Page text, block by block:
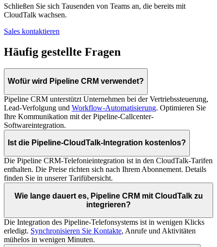
Schließen Sie sich Tausenden von Teams an, die bereits mit
CloudTalk wachsen.
Sales kontaktieren
Häufig gestellte Fragen
Wofür wird Pipeline CRM verwendet?
Pipeline CRM unterstützt Unternehmen bei der Vertriebssteuerung,
Lead-Verfolgung und Workflow-Automatisierung. Optimieren Sie
Ihre Kommunikation mit der Pipeline-Callcenter-
Softwareintegration.
Ist die Pipeline-CloudTalk-Integration kostenlos?
Die Pipeline CRM-Telefonieintegration ist in den CloudTalk-Tarifen
enthalten. Die Preise richten sich nach Ihrem Abonnement. Details
finden Sie in unserer Tarifübersicht.
Wie lange dauert es, Pipeline CRM mit CloudTalk zu
integrieren?
Die Integration des Pipeline-Telefonsystems ist in wenigen Klicks
erledigt. Synchronisieren Sie Kontakte, Anrufe und Aktivitäten
mühelos in wenigen Minuten.